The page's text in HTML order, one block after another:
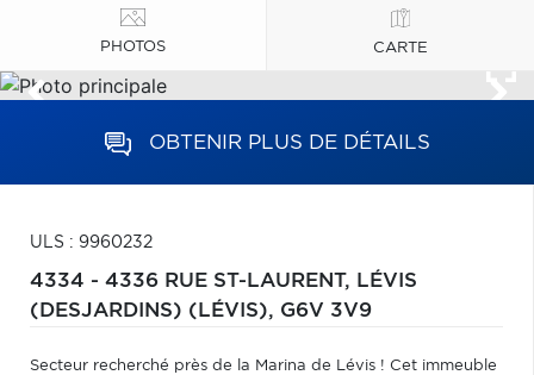
PHOTOS CARTE
OBTENIR PLUS DE DÉTAILS
ULS : 9960232
4334 - 4336 RUE ST-LAURENT, LÉVIS
(DESJARDINS) (LÉVIS), G6V 3V9
Secteur recherché près de la Marina de Lévis ! Cet immeuble